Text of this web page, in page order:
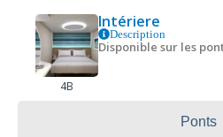
Ponts
4B
Intériere
Description
Disponible sur les